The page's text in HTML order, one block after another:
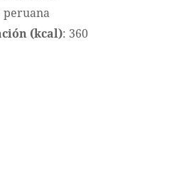
peruana
(kcal): 360